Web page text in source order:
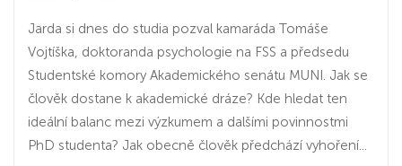
Jarda si dnes do studia pozval kamaráda Tomáše
Vojtíška, doktoranda psychologie na FSS a předsedu
Studentské komory Akademického senátu MUNI. Jak se
člověk dostane k akademické dráze? Kde hledat ten
ideální balanc mezi výzkumem a dalšími povinnostmi
PhD studenta? Jak obecně člověk předchází vyhoření...